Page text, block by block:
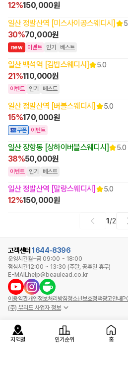
12%150,000원
일산 정발산역 [미스사이공스웨디시]
30%70,000원
new 이벤트 인기 베스트
일산 백석역 [김밥스웨디시] 5.0
21%110,000원
이벤트 인기 베스트
일산 정발산역 [버블스웨디시] 5.0
15%170,000원
쿠폰 이벤트
일산 장항동 [상하이버블스웨디시] 5.0
38%50,000원
이벤트 인기 베스트
일산 정발산역 [말랑스웨디시] 5.0
12%150,000원
1 /2
고객센터 1644-8396
운영시간월~금 09:00 ~ 18:00
점심시간12:00 ~ 13:30 (주말, 공휴일 휴무)
E-MAILhelp@beaulead.co.kr
이용약관개인정보처리방침청소년보호정책광고안내
(주) 뷰리드 사업자 정보
지역별 인기순위 홈